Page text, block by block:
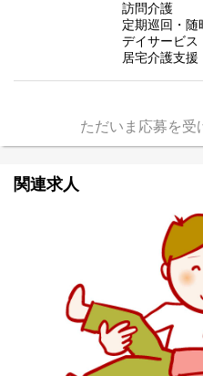
訪問介護
定期巡回・随
デイサービス
居宅介護支援
ただいま応募を受
関連求人